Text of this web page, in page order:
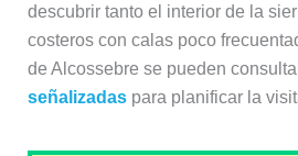
descubrir tanto el interior de la
costeros con calas poco
de Alcossebre se pueden
señalizadaspara planificar la